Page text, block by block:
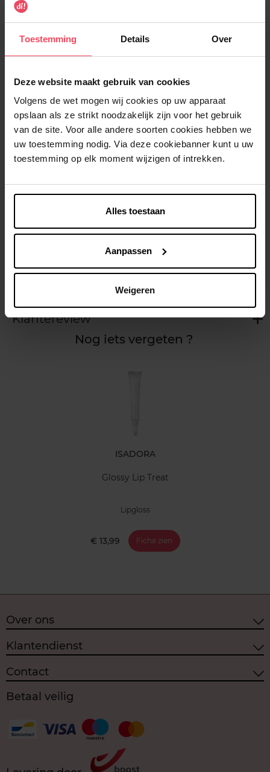
Toestemming Details Over
Deze website maakt gebruik van cookies
Volgens de wet mogen wij cookies op uw apparaat
opslaan als ze strikt noodzakelijk zijn voor het gebruik
van de site. Voor alle andere soorten cookies hebben we
uw toestemming nodig. Via deze cookiebanner kunt u uw
toestemming op elk moment wijzigen of intrekken.
Alles toestaan
Aanpassen
Weigeren
Red
Selecteer de productkenmerken
In winkelmandje
Gratis retour in je winkelpunt
Verzending binnen 24u
Klantereview
Nog iets vergeten ?
ISADORA
Glossy Lip Treat
Lipgloss
€ 13,99 Fiche zien
Over ons
Klantendienst
Contact
Betaal veilig